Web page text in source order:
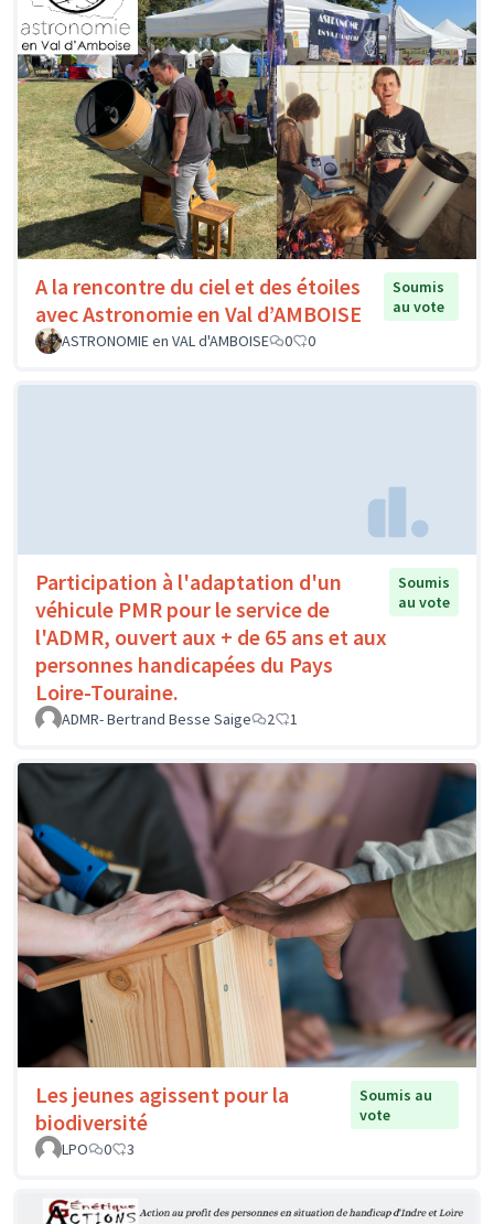
A la rencontre du ciel et des étoiles
avec Astronomie en Val d’AMBOISE
Soumis
au vote
ASTRONOMIE en VAL d'AMBOISE
0 0
Participation à l'adaptation d'un
véhicule PMR pour le service de
l'ADMR, ouvert aux + de 65 ans et aux
personnes handicapées du Pays
Loire-Touraine.
Soumis
au vote
ADMR- Bertrand Besse Saige 2 1
Les jeunes agissent pour la
biodiversité
Soumis au
vote
LPO
0 3